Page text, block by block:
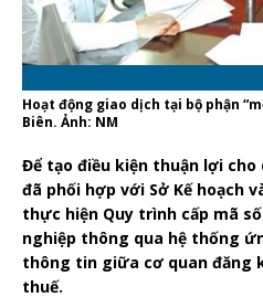
Hoạt động giao dịch tại bộ phận
Biên. Ảnh: NM
Để tạo điều kiện thuận lợi cho
đã phối hợp với Sở Kế hoạch
thực hiện Quy trình cấp mã
nghiệp thông qua hệ thống
thông tin giữa cơ quan đăng
thuế.